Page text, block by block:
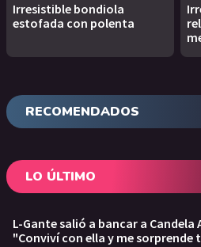
Irresistible bondiola
estofada con polenta
RECOMENDADOS
LO ÚLTIMO
L-Gante salió a bancar a Candela
"Conviví con ella y me sorprende